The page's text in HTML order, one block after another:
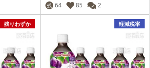
残 64 85 2
残りわずか 軽減税率